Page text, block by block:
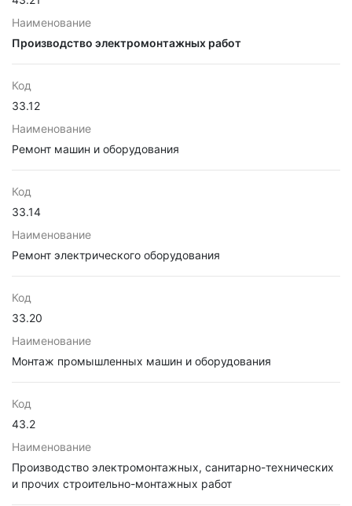
Наименование
Производство электромонтажных работ
Код
33.12
Наименование
Ремонт машин и оборудования
Код
33.14
Наименование
Ремонт электрического оборудования
Код
33.20
Наименование
Монтаж промышленных машин и оборудования
Код
43.2
Наименование
Производство электромонтажных, санитарно-технических
и прочих строительно-монтажных работ